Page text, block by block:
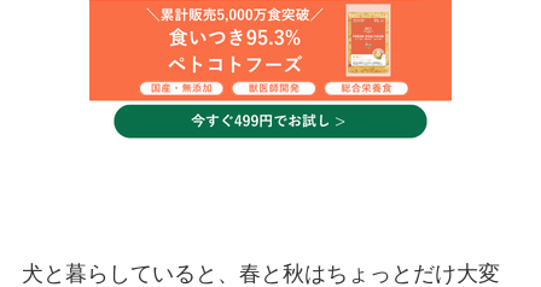
犬と暮らしていると、春と秋はちょっとだけ大変